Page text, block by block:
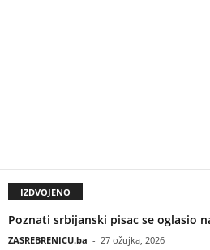
IZDVOJENO
Poznati srbijanski pisac se oglasio
ZASREBRENICU.ba - 27 ožujka, 2026